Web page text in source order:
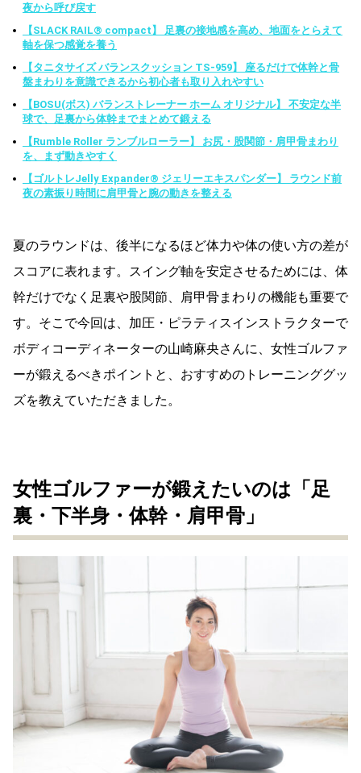
夜から呼び戻す
【SLACK RAIL®︎ compact】 足裏の接地感を高め、地面をとらえて
軸を保つ感覚を養う
【タニタサイズ バランスクッション TS-959】 座るだけで体幹と骨
盤まわりを意識できるから初心者も取り入れやすい
【BOSU(ボス) バランストレーナー ホーム オリジナル】 不安定な半
球で、足裏から体幹までまとめて鍛える
【Rumble Roller ランブルローラー】 お尻・股関節・肩甲骨まわり
を、まず動きやすく
【ゴルトレJelly Expander® ジェリーエキスパンダー】 ラウンド前
夜の素振り時間に肩甲骨と腕の動きを整える
夏のラウンドは、後半になるほど体力や体の使い方の差が
スコアに表れます。スイング軸を安定させるためには、体
幹だけでなく足裏や股関節、肩甲骨まわりの機能も重要で
す。そこで今回は、加圧・ピラティスインストラクターで
ボディコーディネーターの山崎麻央さんに、女性ゴルファ
ーが鍛えるべきポイントと、おすすめのトレーニンググッ
ズを教えていただきました。
女性ゴルファーが鍛えたいのは「足
裏・下半身・体幹・肩甲骨」